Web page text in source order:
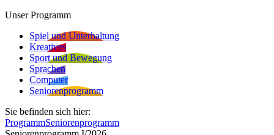
Unser Programm
Spiel und Unterhaltung
Kreatives
Sport und Bewegung
Sprachen
Computer
Seniorenprogramm
Sie befinden sich hier:
ProgrammSeniorenprogramm